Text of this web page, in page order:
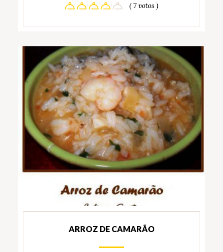
( 7 votos )
ARROZ DE CAMARÃO